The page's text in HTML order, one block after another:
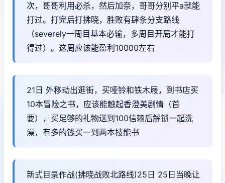
次，哥哥利用必杀，然后加奈，哥哥分别平a就能
打过。打完后打拂晓，胜败有肆条分支路线
（severely一周目基本必输，多周目开局才能打
得过）。这周应该能盈利10000左右
21日 外移动出逛街，买哑铃和铁木屐，到书店买
10本冒险之书，应该能触起香澄美剧情（首
要），买足够的礼物送到100信赖后解锁一起洗
澡，有多的钱买一到两本技能书
新式目录作战(拂晓战败北路线)25日 25日当晚让